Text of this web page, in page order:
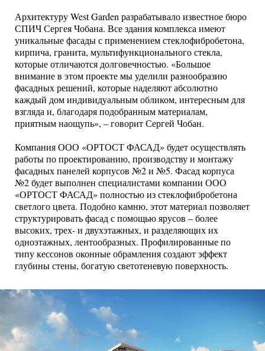
Архитектуру West Garden разрабатывало известное бюро
СПИЧ Сергея Чобана. Все здания комплекса имеют
уникальные фасады с применением стеклофибробетона,
кирпича, гранита, мультифункционального стекла,
которые отличаются долговечностью. «Большое
внимание в этом проекте мы уделили разнообразию
фасадных решений, которые наделяют абсолютно
каждый дом индивидуальным обликом, интересным для
взгляда и, благодаря подобранным материалам,
приятным наощупь», – говорит Сергей Чобан.
Компания ООО «ОРТОСТ ФАСАД» будет осуществлять
работы по проектированию, производству и монтажу
фасадных панелей корпусов №2 и №5. Фасад корпуса
№2 будет выполнен специалистами компании ООО
«ОРТОСТ ФАСАД» полностью из стеклофибробетона
светлого цвета. Подобно камню, этот материал позволяет
структурировать фасад с помощью ярусов – более
высоких, трех- и двухэтажных, и разделяющих их
одноэтажных, лентообразных. Профилированные по
типу кессонов оконные обрамления создают эффект
глубины стены, богатую светотеневую поверхность.